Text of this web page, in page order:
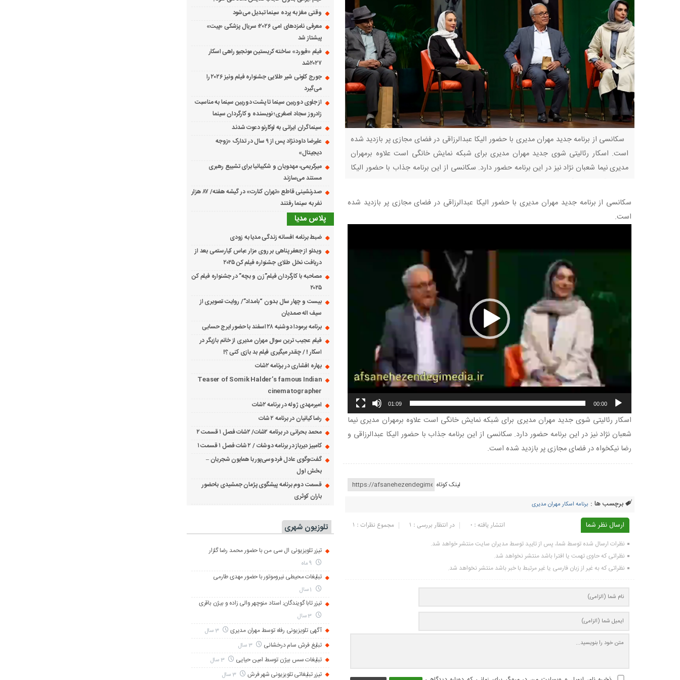
سکانسی از برنامه جدید مهران مدیری با حضور الیکا عبدالرزاقی در فضای مجازی پر بازدید شده
است. اسکار رئالیتی شوی جدید مهران مدیری برای شبکه نمایش خانگی است علاوه برمهران
مدیری نیما شعبان نژاد نیز در این برنامه حضور دارد. سکانسی از این برنامه جذاب با حضور الیکا
عبدالرزاقی و رضا نیکخواه در فضای
سکانسی از برنامه جدید مهران مدیری با حضور الیکا عبدالرزاقی در فضای مجازی پر بازدید شده
است.
00:00
01:09
اسکار رئالیتی شوی جدید مهران مدیری برای شبکه نمایش خانگی است علاوه برمهران مدیری نیما
شعبان نژاد نیز در این برنامه حضور دارد. سکانسی از این برنامه جذاب با حضور الیکا عبدالرزاقی و
رضا نیکخواه در فضای مجازی پر بازدید شده است.
لینک کوتاه
برچسب ها : برنامه اسکار مهران مدیری
ارسال نظر شما مجموع نظرات : 1 در انتظار بررسی : 1 انتشار یافته : ۰
نظرات ارسال شده توسط شما، پس از تایید توسط مدیران سایت منتشر خواهد شد.
نظراتی که حاوی تهمت یا افترا باشد منتشر نخواهد شد.
نظراتی که به غیر از زبان فارسی یا غیر مرتبط با خبر باشد منتشر نخواهد شد.
وقتی مغز به پرده سینما تبدیل می‌شود
معرفی نامزدهای امی ۲۰۲۶؛ سریال پزشکی «پیت»
پیشتاز شد
فیلم «فیورد» ساخته کریستین مونجیو راهی اسکار
۲۰۲۷شد
جورج کلونی شیر طلایی جشنواره فیلم ونیز ۲۰۲۶ را
می‌گیرد
از جلوی دوربین سینما تا پشت دوربین سینما به مناسبت
زادروز سجاد اصغری؛ نویسنده و کارگردان سینما
سینماگران ایرانی به لوکارنو دعوت شدند
علیرضا داودنژاد پس از ۹ سال در تدارک «زوجه
دیجیتال»
میرکریمی، مهدویان و شکیبانیا برای تشییع رهبری
مستند می‌سازند
صدرنشینی قاطع «تهران کنارت» در گیشه هفته/ ۸۷ هزار
نفر به سینما رفتند
پلاس مدیا
ضبط برنامه افسانه زندگی مدیا به زودی
ویدئو از جعفر پناهی بر روی مزار عباس کیارستمی بعد از
دریافت نخل طلای جشنواره فیلم کن ۲۰۲۵
مصاحبه با کارگردان فیلم”زن و بچه” در جشنواره فیلم کن
۲۰۲۵
بیست و چهار سال بدون “بامداد”/ روایت تصویری از
سیف اله صمدیان
برنامه برمودا دوشنبه ۲۸ اسفند با حضور ایرج حسابی
فیلم عجیب ترین سوال مهران مدیری از خانم بازیگر در
اسکار ! / چقدر میگیری فیلم بد بازی کنی ؟!
بهاره افشاری در برنامه ۲شات
Teaser of Somik Halder’s famous Indian
cinematographer
امیرمهدی ژوله در برنامه ۲شات
رضا کیانیان در برنامه ۲ شات
محمد بحرانی در برنامه ۲شات/ ۲شات فصل ۱ قسمت ۲
کامبیز دیرباز در برنامه دوشات / ۲ شات فصل ۱ قسمت ۱
گفت‌وگوی عادل فردوسی‌پور با همایون شجریان –
بخش اول
قسمت دوم برنامه پیشگوی پژمان جمشیدی باحضور
باران کوثری
تلوزیون شهری
تیزر تلویزیونی ال سی من با حضور محمد رضا گلزار
تبلیغات محیطی نیروموتور با حضور مهدی طارمی
تیزر تابا گویندگان; استاد منوچهر والی زاده و بیژن باقری
آگهی تلویزیونی رفاه توسط مهران مدیری 3 سال
تبلیغ فرش سام درخشانی 3 سال
تبلیغات سس بیژن توسط امین حیایی 3 سال
تیزر تبلیغاتی تلویزیونی شهر فرش 3 سال